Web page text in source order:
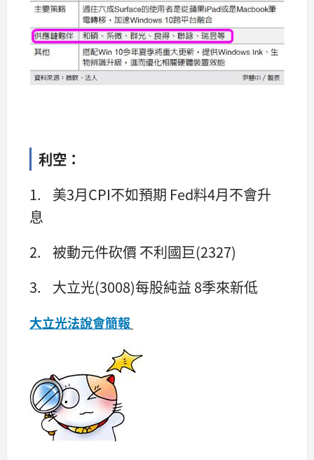
利空：
1. 美3月CPI不如預期 Fed料4月不會升
息
2. 被動元件砍價 不利國巨(2327)
3. 大立光(3008)每股純益 8季來新低
大立光法說會簡報